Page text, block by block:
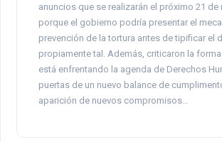
anuncios que se realizarán el próximo 21 de
porque el gobierno podría presentar el
prevención de la tortura antes de tipificar el
propiamente tal. Además, criticaron la
está enfrentando la agenda de Derechos
puertas de un nuevo balance de
aparición de nuevos compromisos…